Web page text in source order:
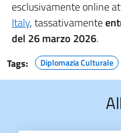
esclusivamente online
Italy, tassativamente
del 26 marzo 2026.
Tags: Diplomazia Culturale